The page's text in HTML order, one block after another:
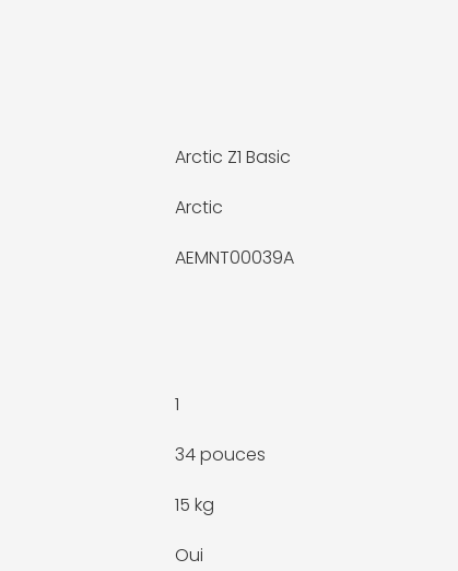
Arctic Z1 Basic
Arctic
AEMNT00039A
1
34 pouces
15 kg
Oui